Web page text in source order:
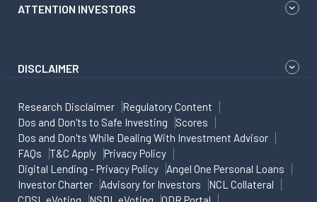
ATTENTION INVESTORS
DISCLAIMER
Research Disclaimer
Regulatory Content
Dos and Don'ts to Safe Investing
Scores
Dos and Don'ts While Dealing With Investment Advisor
FAQs
T&C Apply
Privacy Policy
Digital Lending - Privacy Policy
Angel One Personal Loans
Investor Charter
Advisory for Investors
NCL Collateral